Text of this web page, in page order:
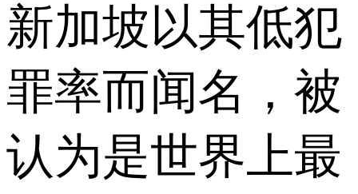
新加坡以其低犯
罪率而闻名，被
认为是世界上最